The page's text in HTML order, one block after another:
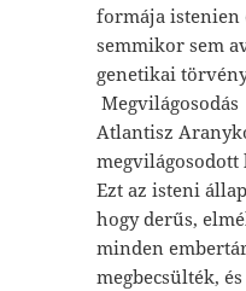
formája istenien
semmikor sem
genetikai
Megvilágosodás
Atlantisz
megvilágosodott
Ezt az isteni
hogy derűs,
minden
megbecsülték,